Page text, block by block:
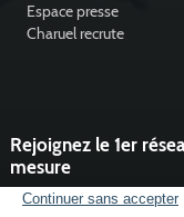
Espace presse
Charuel recrute
Rejoignez le 1er
mesure